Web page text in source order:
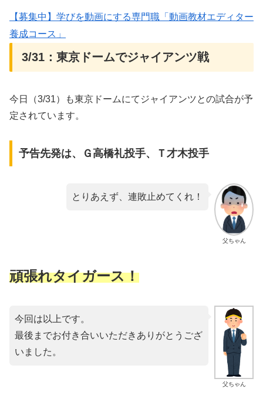
【募集中】学びを動画にする専門職「動画教材エディター
養成コース」
3/31：東京ドームでジャイアンツ戦
今日（3/31）も東京ドームにてジャイアンツとの試合が予
定されています。
予告先発は、Ｇ高橋礼投手、Ｔ才木投手
父ちゃん
とりあえず、連敗止めてくれ！
頑張れタイガース！
父ちゃん
今回は以上です。
最後までお付き合いいただきありがとうござ
いました。